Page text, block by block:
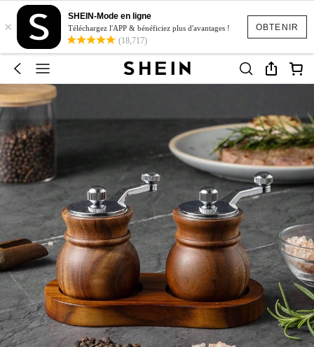
OBTENIR
×
SHEIN-Mode en ligne
Téléchargez l'APP & bénéficiez plus d'avantages !
(18,717)